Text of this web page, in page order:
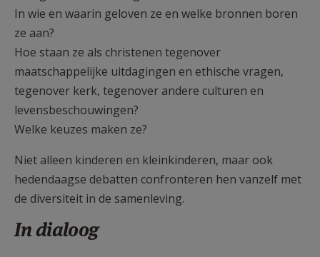
In wie en waarin geloven ze en welke bronnen boren
ze aan?
Hoe staan ze als christenen tegenover
maatschappelijke uitdagingen en ethische vragen,
tegenover kerk, tegenover andere culturen en
levensbeschouwingen?
Welke keuzes maken ze?
Niet alleen kinderen en kleinkinderen, maar ook
hedendaagse debatten confronteren hen vanzelf met
de diversiteit in de samenleving.
In dialoog